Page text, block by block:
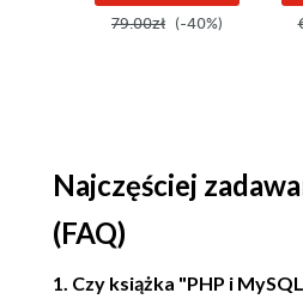
Konfiguracja PHP (43)
Konfiguracja PHP w trakcie
Dyrektywy
zastosowań.
Wydanie IV
79.00zł (-40%)
Najczęściej
(FAQ)
1. Czy książka "PHP i